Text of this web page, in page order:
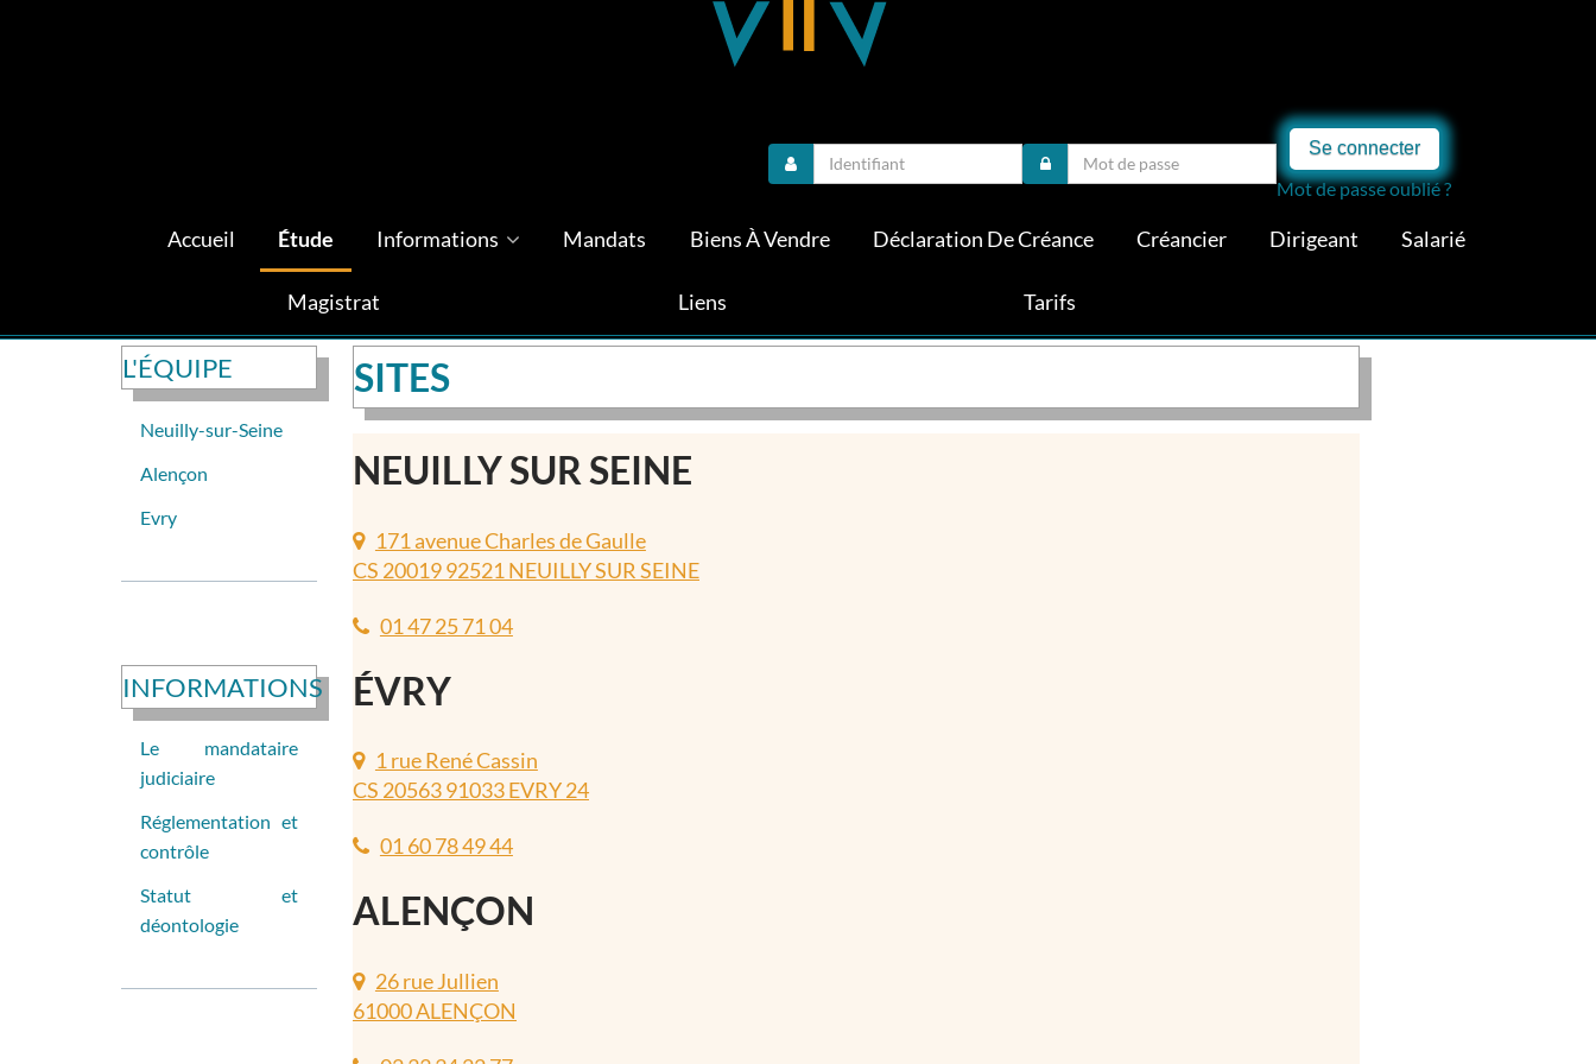
Se connecter
Mot de passe oublié ?
Accueil Étude Informations Mandats Biens À Vendre Déclaration De Créance Créancier Dirigeant Salarié
Magistrat Liens Tarifs
L'ÉQUIPE
Neuilly-sur-Seine
Alençon
Evry
INFORMATIONS
Le mandataire
judiciaire
Réglementation et
contrôle
Statut et
déontologie
SITES
NEUILLY SUR SEINE
171 avenue Charles de Gaulle
CS 20019 92521 NEUILLY SUR SEINE
01 47 25 71 04
ÉVRY
1 rue René Cassin
CS 20563 91033 EVRY 24
01 60 78 49 44
ALENÇON
26 rue Jullien
61000 ALENÇON